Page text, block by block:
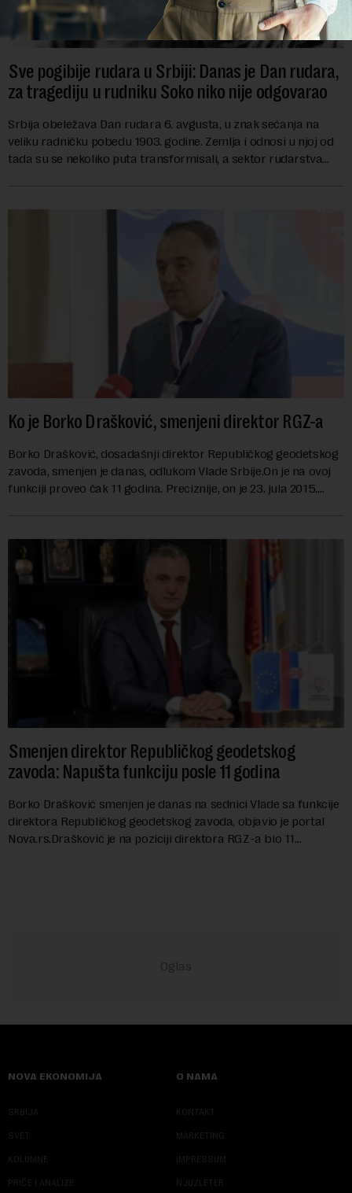
Sve pogibije rudara u Srbiji: Danas je Dan rudara,
za tragediju u rudniku Soko niko nije odgovarao
Srbija obeležava Dan rudara 6. avgusta, u znak sećanja na
veliku radničku pobedu 1903. godine. Zemlja i odnosi u njoj od
tada su se nekoliko puta transformisali, a sektor rudarstva
Ko je Borko Drašković, smenjeni direktor RGZ-a
Borko Drašković, dosadašnji direktor Republičkog geodetskog
zavoda, smenjen je danas, odlukom Vlade Srbije.On je na ovoj
funkciji proveo čak 11 godina. Preciznije, on je 23. jula 2015.
Smenjen direktor Republičkog geodetskog
zavoda: Napušta funkciju posle 11 godina
Borko Drašković smenjen je danas na sednici Vlade sa funkcije
direktora Republičkog geodetskog zavoda, objavio je portal
Nova.rs.Drašković je na poziciji direktora RGZ-a bio 11
NOVA EKONOMIJA
SRBIJA
SVET
KOLUMNE
PRIČE I ANALIZE
O NAMA
KONTAKT
MARKETING
IMPRESSUM
NJUZLETER